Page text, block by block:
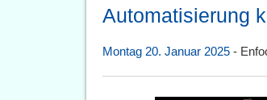
Automatisierung
Montag 20. Januar 2025 -